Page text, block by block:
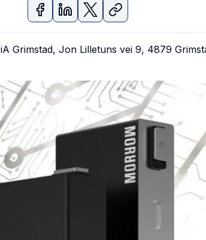
Grimstad, Jon Lilletuns vei 9, 4879